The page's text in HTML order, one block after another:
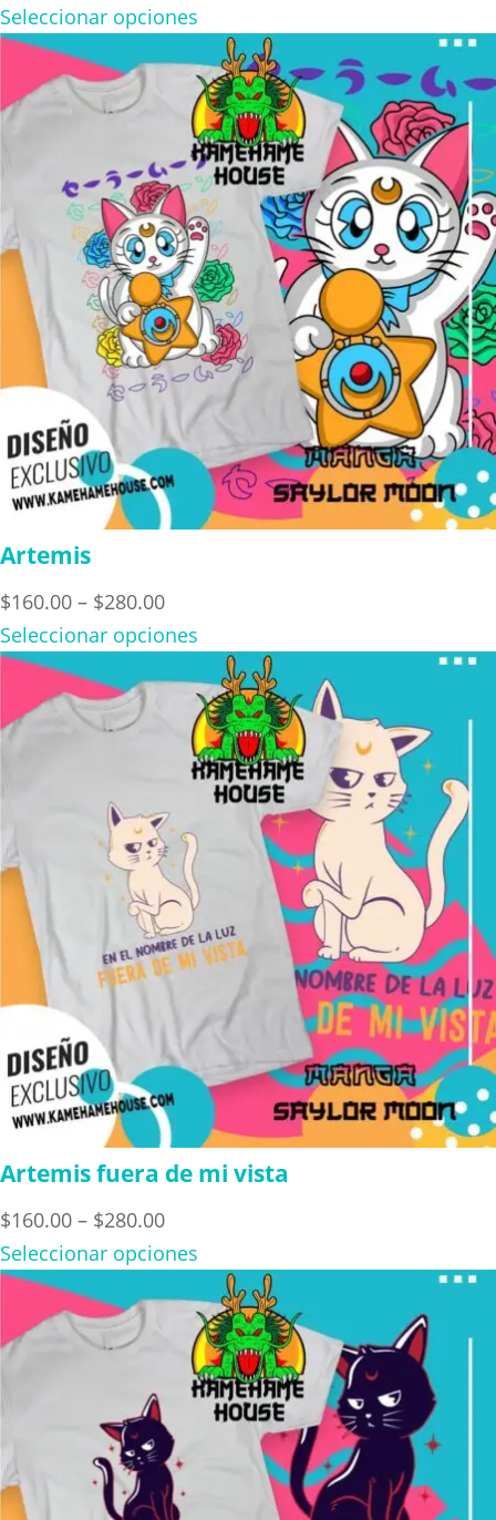
range:
$160.00
through
$280.00
Seleccionar opciones
Artemis
$160.00 – $280.00Price
range:
$160.00
through
$280.00
Seleccionar opciones
Artemis fuera de mi vista
$160.00 – $280.00Price
range:
$160.00
through
$280.00
Seleccionar opciones